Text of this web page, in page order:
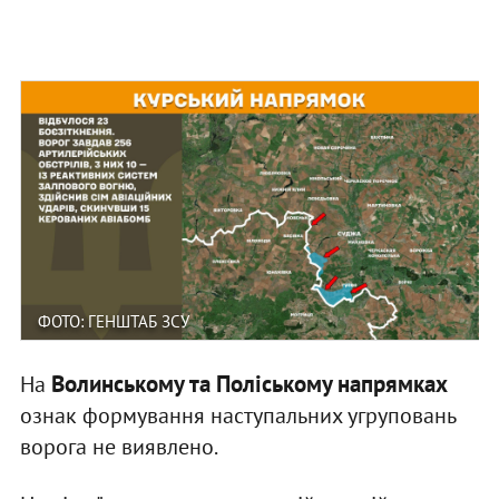
ФОТО: ГЕНШТАБ ЗСУ
На Волинському та Поліському напрямках
ознак формування наступальних угруповань
ворога не виявлено.